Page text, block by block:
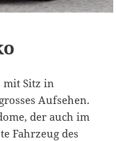
Sitz in
Aufsehen.
der auch im
Fahrzeug des